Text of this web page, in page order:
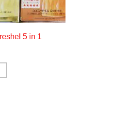
5 in 1